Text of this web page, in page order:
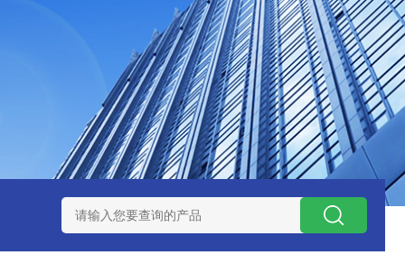
型加热搅拌器 加热搅拌器 JB-43TP型加热搅拌器